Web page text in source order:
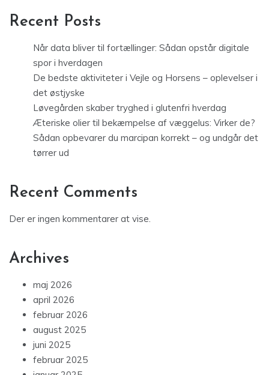
Recent Posts
Når data bliver til fortællinger: Sådan opstår digitale
spor i hverdagen
De bedste aktiviteter i Vejle og Horsens – oplevelser i
det østjyske
Løvegården skaber tryghed i glutenfri hverdag
Æteriske olier til bekæmpelse af væggelus: Virker de?
Sådan opbevarer du marcipan korrekt – og undgår det
tørrer ud
Recent Comments
Der er ingen kommentarer at vise.
Archives
maj 2026
april 2026
februar 2026
august 2025
juni 2025
februar 2025